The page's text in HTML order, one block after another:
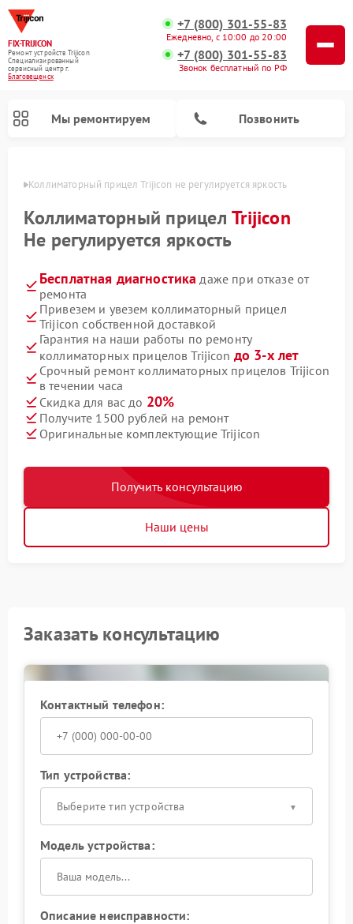
FIX-TRIJICON
Ремонт устройств Trijicon
Специализированный
cервисный центр г.
Благовещенск
+7 (800) 301-55-83
Ежедневно, с 10:00 до 20:00
+7 (800) 301-55-83
Звонок бесплатный по РФ
Мы ремонтируем Позвонить
Коллиматорный прицел Trijicon не регулируется яркость
Коллиматорный прицелTrijicon
Не регулируется яркость
Бесплатная диагностика даже при отказе от
ремонта
Привезем и увезем коллиматорный прицел
Trijicon собственной доставкой
Гарантия на наши работы по ремонту
коллиматорных прицелов Trijicon до 3-х лет
Срочный ремонт коллиматорных прицелов Trijicon
в течении часа
Скидка для вас до 20%
Получите 1500 рублей на ремонт
Оригинальные комплектующие Trijicon
Получить консультацию
Наши цены
Заказать консультацию
Контактный телефон:
Тип устройства:
Выберите тип устройства
Модель устройства:
Описание неисправности: